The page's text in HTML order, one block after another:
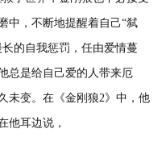
中，不断地提醒着自己“弑
的自我惩罚，任由爱情蔓
总是给自己爱的人带来厄
未变。在《金刚狼2》中，他
他耳边说，